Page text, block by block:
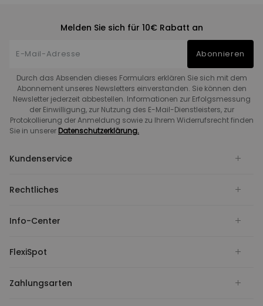
Melden Sie sich für 10€ Rabatt an
Abonnieren
Durch das Absenden dieses Formulars erklären Sie sich mit dem
Abonnement unseres Newsletters einverstanden. Sie können den
Newsletter jederzeit abbestellen. Informationen zur Erfolgsmessung
der Einwilligung, zur Nutzung des E-Mail-Dienstleisters, zur
Protokollierung der Anmeldung sowie zu Ihrem Widerrufsrecht finden
Sie in unserer Datenschutzerklärung.
Kundenservice
Rechtliches
Info-Center
FlexiSpot
Zahlungsarten